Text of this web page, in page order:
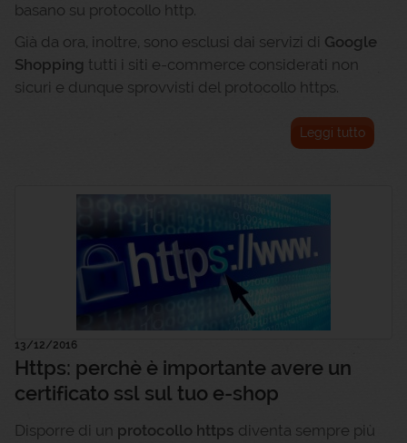
basano su protocollo http.
Già da ora, inoltre, sono esclusi dai servizi di Google
Shopping tutti i siti e-commerce considerati non
sicuri e dunque sprovvisti del protocollo https.
Leggi tutto
13/12/2016
Https: perchè è importante avere un
certificato ssl sul tuo e-shop
Disporre di un protocollo https diventa sempre più